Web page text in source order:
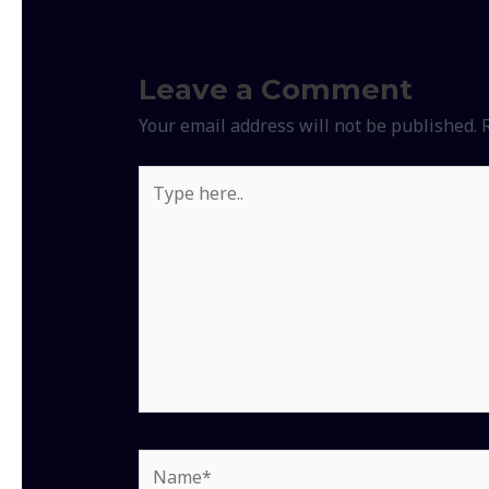
Leave a Comment
Your email address will not be published.
here..